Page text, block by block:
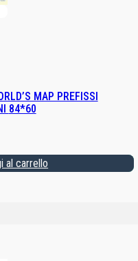
MAP PREFISSI
INTERNAZIONALI DIMENSIONI 84*60
al carrello